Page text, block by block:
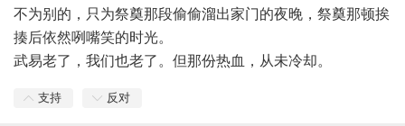
不为别的，只为祭奠那段偷偷溜出家门的夜晚，祭奠那顿挨
揍后依然咧嘴笑的时光。
武易老了，我们也老了。但那份热血，从未冷却。
支持 反对